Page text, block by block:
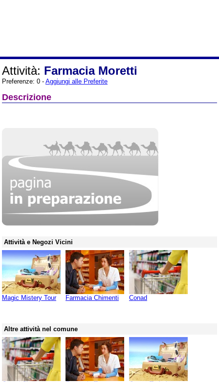
Attività: Farmacia Moretti
Preferenze: 0 - Aggiungi alle Preferite
Descrizione
Attività e Negozi Vicini
Magic Mistery Tour Farmacia Chimenti Conad
Altre attività nel comune